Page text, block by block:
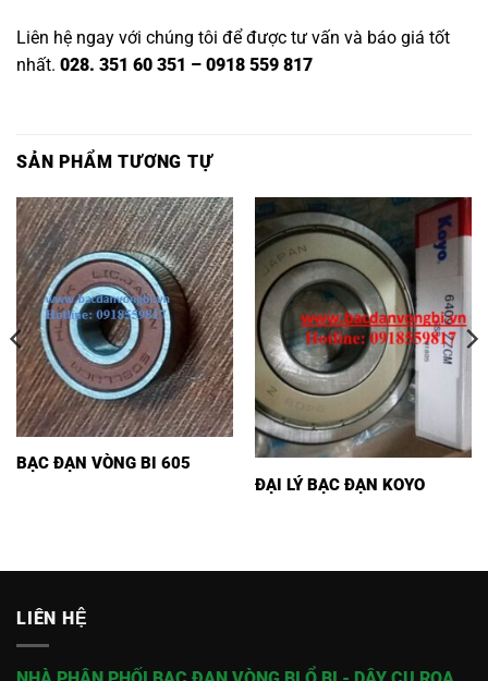
Liên hệ ngay với chúng tôi để được tư vấn và báo giá tốt
nhất. 028. 351 60 351 – 0918 559 817
SẢN PHẨM TƯƠNG TỰ
BẠC ĐẠN VÒNG BI 605
ĐẠI LÝ BẠC ĐẠN KOYO
LIÊN HỆ